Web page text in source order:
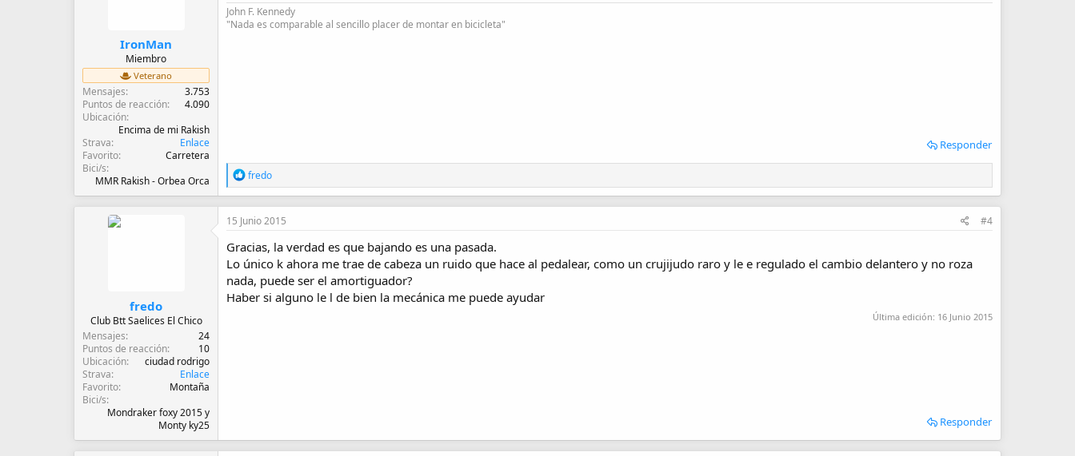
IronMan
Miembro
Veterano
Mensajes
3.753
Puntos de reacción
4.090
Ubicación
Encima de mi Rakish
Strava
Enlace
Favorito
Carretera
Bici/s
MMR Rakish - Orbea Orca
John F. Kennedy
"Nada es comparable al sencillo placer de montar en bicicleta"
Responder
R
e
a
c
o
n
e
s
:
fredo
fredo
Club Btt Saelices El Chico
Mensajes
24
Puntos de reacción
10
Ubicación
ciudad rodrigo
Strava
Enlace
Favorito
Montaña
Bici/s
Mondraker foxy 2015 y
Monty ky25
15 Junio 2015 #4
Gracias, la verdad es que bajando es una pasada.
Lo único k ahora me trae de cabeza un ruido que hace al pedalear, como un crujijudo raro y le e regulado el cambio delantero y no roza
nada, puede ser el amortiguador?
Haber si alguno le l de bien la mecánica me puede ayudar
Última edición: 16 Junio 2015
Responder